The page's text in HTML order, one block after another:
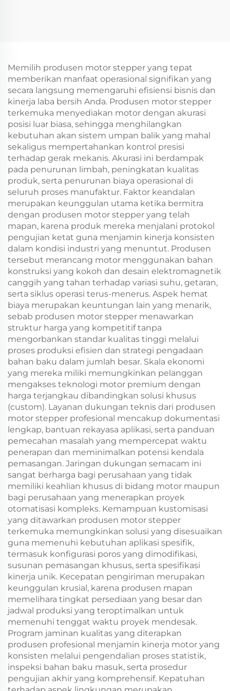
Memilih produsen motor stepper yang tepat
memberikan manfaat operasional signifikan yang
secara langsung memengaruhi efisiensi bisnis dan
kinerja laba bersih Anda. Produsen motor stepper
terkemuka menyediakan motor dengan akurasi
posisi luar biasa, sehingga menghilangkan
kebutuhan akan sistem umpan balik yang mahal
sekaligus mempertahankan kontrol presisi
terhadap gerak mekanis. Akurasi ini berdampak
pada penurunan limbah, peningkatan kualitas
produk, serta penurunan biaya operasional di
seluruh proses manufaktur. Faktor keandalan
merupakan keunggulan utama ketika bermitra
dengan produsen motor stepper yang telah
mapan, karena produk mereka menjalani protokol
pengujian ketat guna menjamin kinerja konsisten
dalam kondisi industri yang menuntut. Produsen
tersebut merancang motor menggunakan bahan
konstruksi yang kokoh dan desain elektromagnetik
canggih yang tahan terhadap variasi suhu, getaran,
serta siklus operasi terus-menerus. Aspek hemat
biaya merupakan keuntungan lain yang menarik,
sebab produsen motor stepper menawarkan
struktur harga yang kompetitif tanpa
mengorbankan standar kualitas tinggi melalui
proses produksi efisien dan strategi pengadaan
bahan baku dalam jumlah besar. Skala ekonomi
yang mereka miliki memungkinkan pelanggan
mengakses teknologi motor premium dengan
harga terjangkau dibandingkan solusi khusus
(custom). Layanan dukungan teknis dari produsen
motor stepper profesional mencakup dokumentasi
lengkap, bantuan rekayasa aplikasi, serta panduan
pemecahan masalah yang mempercepat waktu
penerapan dan meminimalkan potensi kendala
pemasangan. Jaringan dukungan semacam ini
sangat berharga bagi perusahaan yang tidak
memiliki keahlian khusus di bidang motor maupun
bagi perusahaan yang menerapkan proyek
otomatisasi kompleks. Kemampuan kustomisasi
yang ditawarkan produsen motor stepper
terkemuka memungkinkan solusi yang disesuaikan
guna memenuhi kebutuhan aplikasi spesifik,
termasuk konfigurasi poros yang dimodifikasi,
susunan pemasangan khusus, serta spesifikasi
kinerja unik. Kecepatan pengiriman merupakan
keunggulan krusial, karena produsen mapan
memelihara tingkat persediaan yang besar dan
jadwal produksi yang teroptimalkan untuk
memenuhi tenggat waktu proyek mendesak.
Program jaminan kualitas yang diterapkan
produsen profesional menjamin kinerja motor yang
konsisten melalui pengendalian proses statistik,
inspeksi bahan baku masuk, serta prosedur
pengujian akhir yang komprehensif. Kepatuhan